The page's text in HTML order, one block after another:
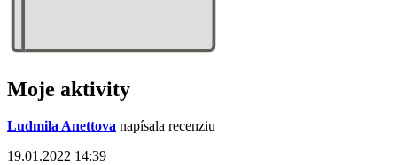
Moje aktivity
Ludmila Anettova napísala recenziu
19.01.2022 14:39